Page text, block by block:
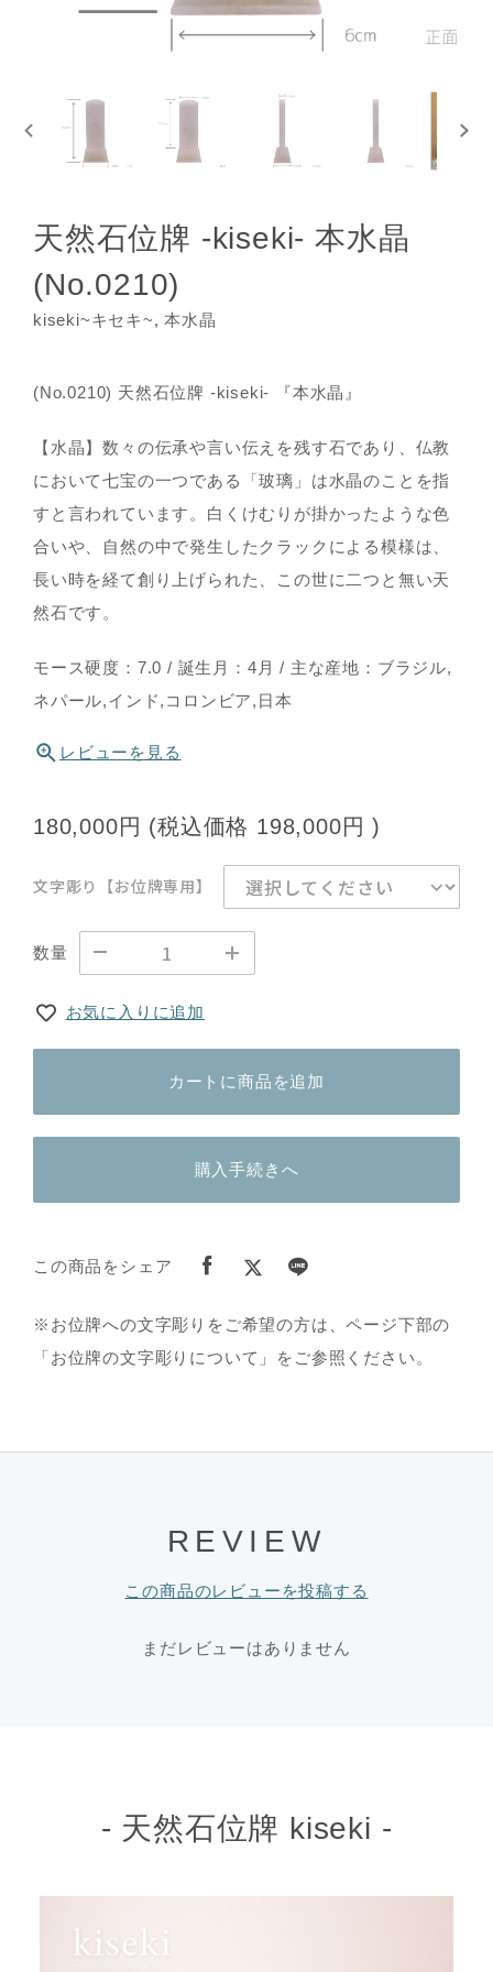
天然石位牌 -kiseki- 本水晶
(No.0210)
kiseki~キセキ~, 本水晶
(No.0210) 天然石位牌 -kiseki- 『本水晶』
【水晶】数々の伝承や言い伝えを残す石であり、仏教
において七宝の一つである「玻璃」は水晶のことを指
すと言われています。白くけむりが掛かったような色
合いや、自然の中で発生したクラックによる模様は、
長い時を経て創り上げられた、この世に二つと無い天
然石です。
モース硬度：7.0 / 誕生月：4月 / 主な産地：ブラジル,
ネパール,インド,コロンビア,日本
レビューを見る
180,000円 (税込価格 198,000円 )
文字彫り【お位牌専用】
数量
お気に入りに追加
カートに商品を追加
購入手続きへ
この商品をシェア
※お位牌への文字彫りをご希望の方は、ページ下部の
「お位牌の文字彫りについて」をご参照ください。
REVIEW
この商品のレビューを投稿する
まだレビューはありません
- 天然石位牌 kiseki -